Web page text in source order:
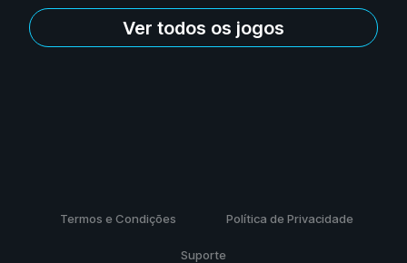
Ver todos os jogos
Termos e Condições Política de Privacidade
Suporte